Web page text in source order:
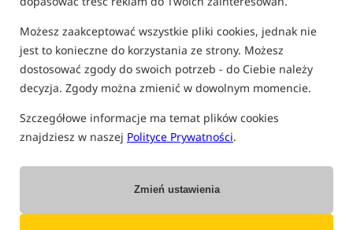
Możesz zaakceptować wszystkie pliki cookies, jednak nie
jest to konieczne do korzystania ze strony. Możesz
dostosować zgody do swoich potrzeb - do Ciebie należy
decyzja. Zgody można zmienić w dowolnym momencie.
Szczegółowe informacje ma temat plików cookies
znajdziesz w naszej Polityce Prywatności.
Zmień ustawienia
NOWOŚCI»WYPRZEDAŻE»PROMOCJE
Zapisz się do newslettera i bądź na bieżąco z najlepszymi okazjami!